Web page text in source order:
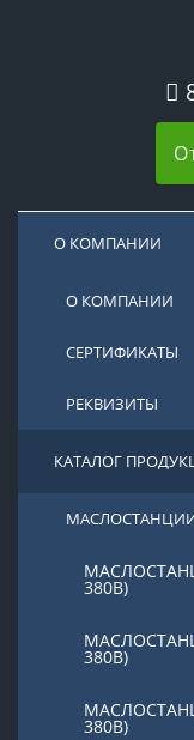
О КОМПАНИИ
О КОМПАНИИ
СЕРТИФИКАТЫ
РЕКВИЗИТЫ
КАТАЛОГ
380В)
380В)
380В)